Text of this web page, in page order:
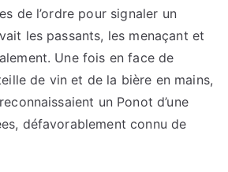
de l’ordre pour signaler un
les passants, les menaçant et
Une fois en face de
de vin et de la bière en mains,
un Ponot d’une
défavorablement connu de